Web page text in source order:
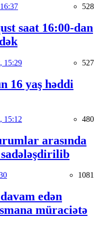
528
saat 16:00-dan
15:29 527
16 yaş həddi
15:12 480
arasında
1081
edən
müraciətə